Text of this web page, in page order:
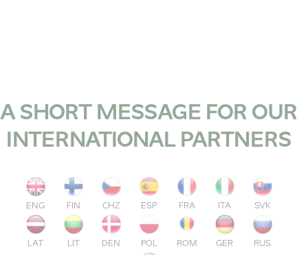
A SHORT MESSAGE FOR OUR
INTERNATIONAL PARTNERS
ENG FIN CHZ ESP FRA ITA SVK
LAT LIT DEN POL ROM GER RUS